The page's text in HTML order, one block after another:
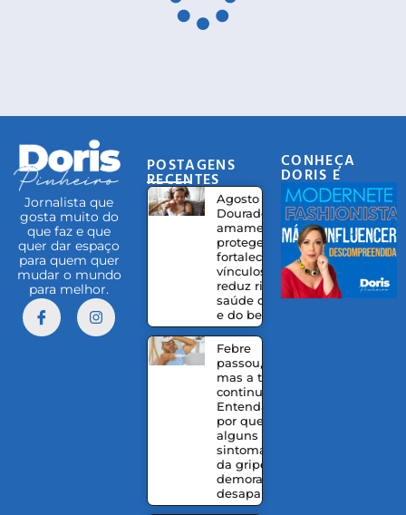
Jornalista que
gosta muito do
que faz e que
quer dar espaço
para quem quer
mudar o mundo
para melhor.
POSTAGENS
RECENTES
Agosto
Dourado:
amamentação
protege,
fortalece
vínculos e
reduz riscos à
saúde da mãe
e do bebê
Febre
passou,
mas a tosse
continua?
Entenda
por que
alguns
sintomas
da gripe
demoram a
desaparecer
CONHEÇA
DORIS E
EQUIPE